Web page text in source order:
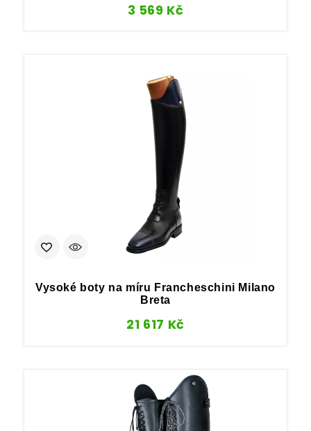
3 569 Kč
Vysoké boty na míru Francheschini Milano
Breta
21 617 Kč